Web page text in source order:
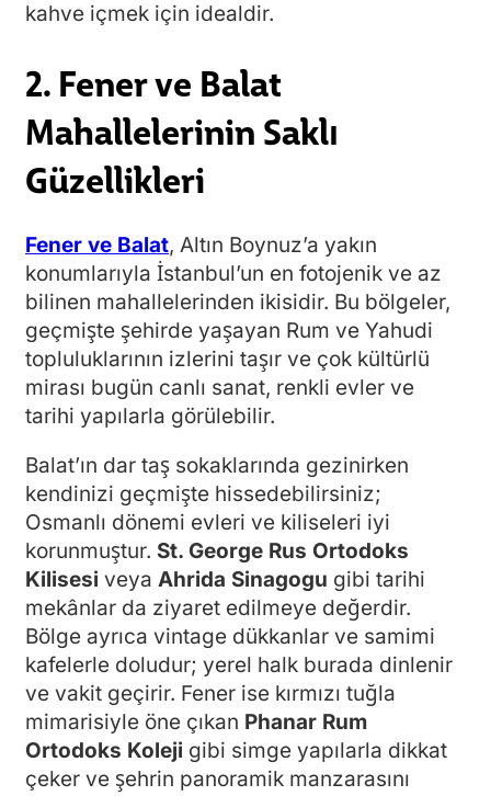
kahve içmek için idealdir.
2. Fener ve Balat
Mahallelerinin Saklı
Güzellikleri
Fener ve Balat, Altın Boynuz’a yakın
konumlarıyla İstanbul’un en fotojenik ve az
bilinen mahallelerinden ikisidir. Bu bölgeler,
geçmişte şehirde yaşayan Rum ve Yahudi
topluluklarının izlerini taşır ve çok kültürlü
mirası bugün canlı sanat, renkli evler ve
tarihi yapılarla görülebilir.
Balat’ın dar taş sokaklarında gezinirken
kendinizi geçmişte hissedebilirsiniz;
Osmanlı dönemi evleri ve kiliseleri iyi
korunmuştur. St. George Rus Ortodoks
Kilisesi veya Ahrida Sinagogu gibi tarihi
mekânlar da ziyaret edilmeye değerdir.
Bölge ayrıca vintage dükkanlar ve samimi
kafelerle doludur; yerel halk burada dinlenir
ve vakit geçirir. Fener ise kırmızı tuğla
mimarisiyle öne çıkan Phanar Rum
Ortodoks Koleji gibi simge yapılarla dikkat
çeker ve şehrin panoramik manzarasını